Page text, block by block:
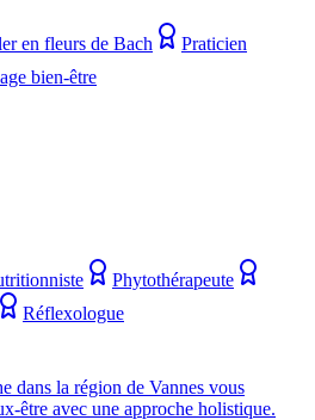
en fleurs de Bach
Praticien
bien-être
Phytothérapeute
Réflexologue
dans la région de Vannes vous
être avec une approche holistique.